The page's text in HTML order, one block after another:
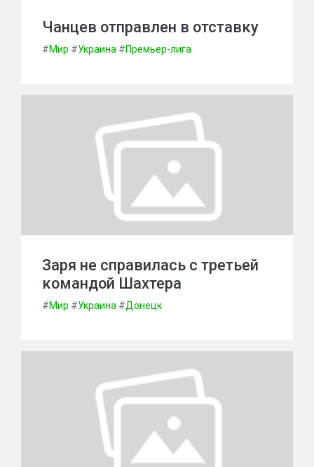
Чанцев отправлен в отставку
#Мир #Украина #Премьер-лига
Заря не справилась с третьей
командой Шахтера
#Мир #Украина #Донецк